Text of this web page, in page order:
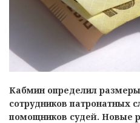
Кабмин определил
сотрудников патронатных
помощников судей. Новые